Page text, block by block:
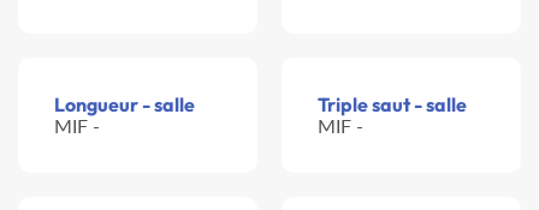
Longueur - salle
MIF -
Triple saut - salle
MIF -